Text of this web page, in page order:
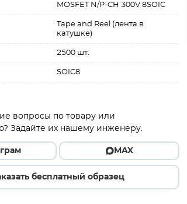
MOSFET N/P-CH 300V 8SOIC
Tape and Reel (лента в
катушке)
2500 шт.
SOIC8
вопросы по товару или
Задайте их нашему инженеру.
MAX
бесплатный образец